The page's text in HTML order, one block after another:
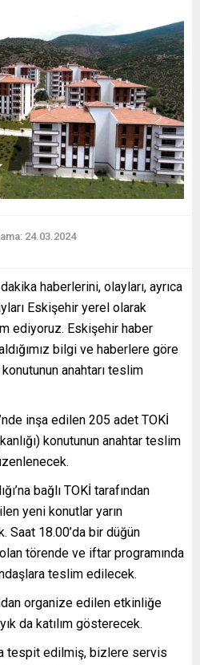
24.03.2024
haberlerini, olayları, ayrıca
Eskişehir yerel olarak
ediyoruz. Eskişehir haber
bilgi ve haberlere göre
anahtarı teslim
inşa edilen 205 adet TOKİ
konutunun anahtar teslim
bağlı TOKİ tarafından
yeni konutlar yarın
Saat 18.00’da bir düğün
törende ve iftar programında
teslim edilecek.
organize edilen etkinliğe
da katılım gösterecek.
tespit edilmiş, bizlere servis